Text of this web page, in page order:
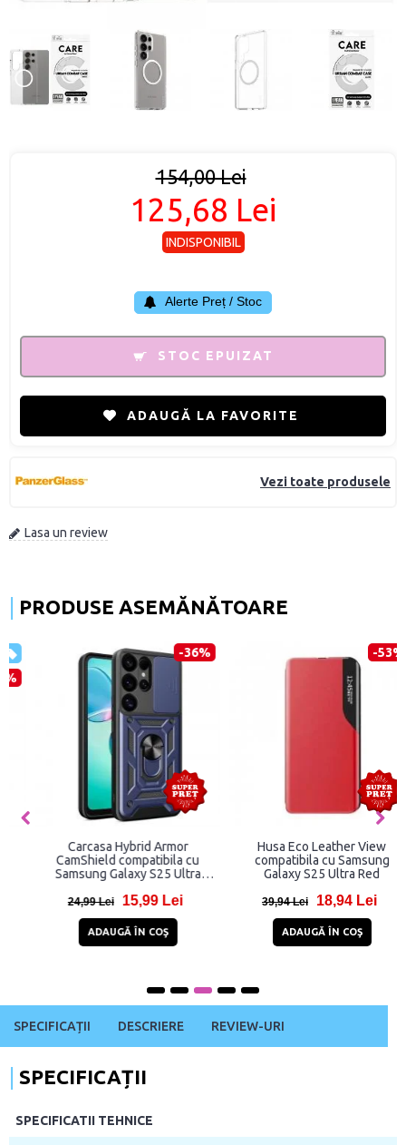
Vezi toate produsele
Lasa un review
154,00 Lei
125,68 Lei
INDISPONIBIL
Alerte Preț / Stoc
STOC EPUIZAT
ADAUGĂ LA FAVORITE
PRODUSE ASEMĂNĂTOARE
-36%
Carcasa Hybrid Armor
CamShield compatibila cu
Samsung Galaxy S25 Ultra
24,99 Lei 15,99 Lei
ADAUGĂ ÎN COŞ
-53%
Husa Eco Leather View
compatibila cu Samsung
Galaxy S25 Ultra Red
39,94 Lei 18,94 Lei
ADAUGĂ ÎN COŞ
SPECIFICAȚII DESCRIERE REVIEW-URI
SPECIFICAȚII
SPECIFICATII TEHNICE